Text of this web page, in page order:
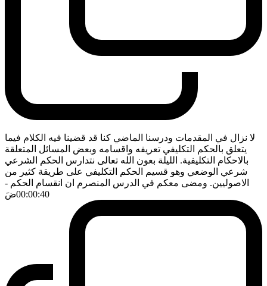
لا نزال في المقدمات ودرسنا الماضي كنا قد قضينا فيه الكلام فيما
يتعلق بالحكم التكليفي تعريفه واقسامه وبعض المسائل المتعلقة
بالاحكام التكليفية. الليلة بعون الله تعالى نتدارس الحكم الشرعي
شرعي الوضعي وهو قسيم الحكم التكليفي على طريقة كثير من
الاصوليين. ومضى معكم في الدرس المنصرم ان انقسام الحكم -
00:00:40ضَ